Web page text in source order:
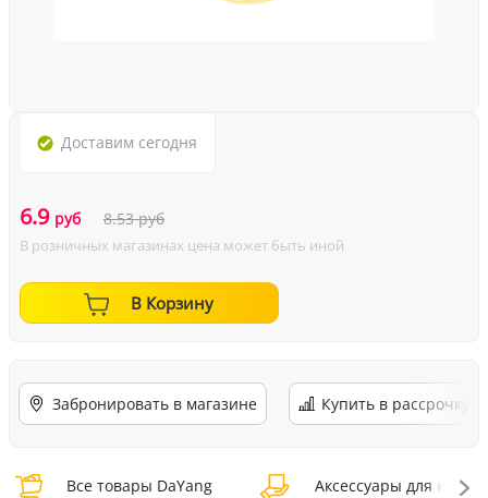
Доставим сегодня
6.9 руб 8.53руб
В розничных магазинах цена может быть иной
В Корзину
Забронировать в магазине Купить в рассрочку
Все товары DaYang Аксессуары для